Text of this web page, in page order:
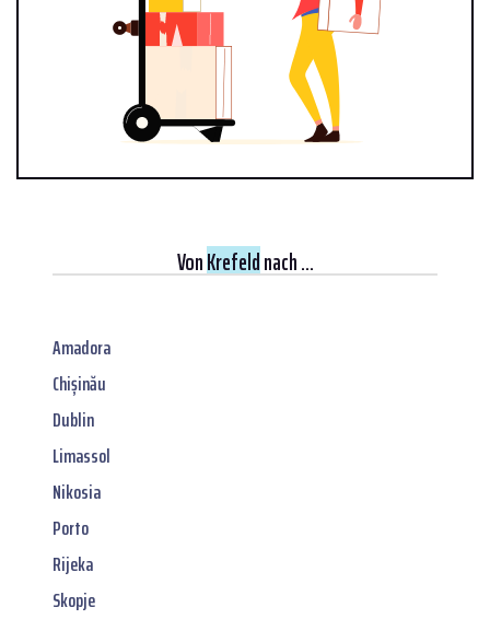
VonKrefeldnach ...
Amadora
Chișinău
Dublin
Limassol
Nikosia
Porto
Rijeka
Skopje